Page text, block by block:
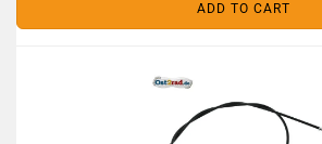
ADD TO CART